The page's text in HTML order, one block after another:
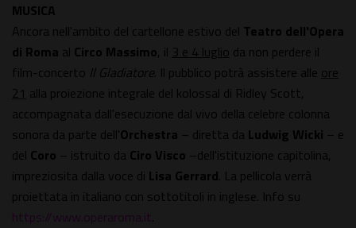
MUSICA
Ancora nell'ambito del cartellone estivo del Teatro dell'Opera
di Roma al Circo Massimo, il 3 e 4 luglio da non perdere il
film-concerto Il Gladiatore. Il pubblico potrà assistere alle ore
21 alla proiezione integrale del kolossal di Ridley Scott,
accompagnata dall'esecuzione dal vivo della celebre colonna
sonora da parte dell'Orchestra – diretta da Ludwig Wicki – e
del Coro – istruito da Ciro Visco –dell'istituzione capitolina,
impreziosita dalla voce di Lisa Gerrard. La pellicola verrà
proiettata in italiano con sottotitoli in inglese. Info su
https://www.operaroma.it.